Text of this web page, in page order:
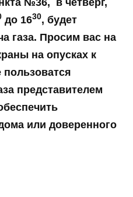
№36, в четверг,
до 1630, будет
газа. Просим вас на
на опусках к
представителем
или доверенного